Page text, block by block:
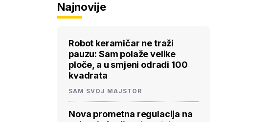
Najnovije
Robot keramičar ne traži
pauzu: Sam polaže velike
ploče, a u smjeni odradi 100
kvadrata
SAM SVOJ MAJSTOR
Nova prometna regulacija na